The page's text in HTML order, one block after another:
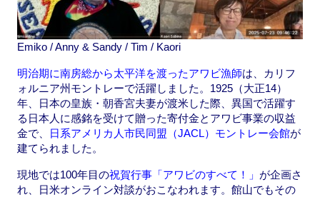
Emiko / Anny & Sandy / Tim / Kaori
明治期に南房総から太平洋を渡ったアワビ漁師は、カリフ
ォルニア州モントレーで活躍しました。1925（大正14）
年、日本の皇族・朝香宮夫妻が渡米した際、異国で活躍す
る日本人に感銘を受けて贈った寄付金とアワビ事業の収益
金で、
日系アメリカ人市民同盟（JACL）モントレー会館が
建てられました。
現地では100年目の祝賀行事「アワビのすべて！」 が企画さ
れ、日米オンライン対談がおこなわれます。館山でもその